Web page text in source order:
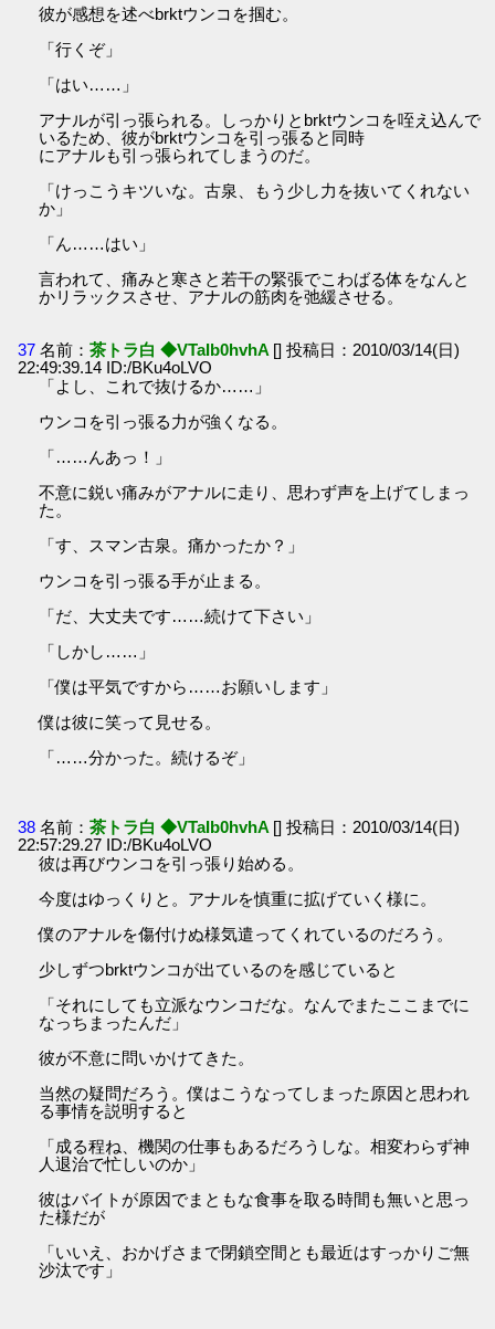
彼が感想を述べbrktウンコを掴む。
「行くぞ」
「はい……」
アナルが引っ張られる。しっかりとbrktウンコを咥え込んで
いるため、彼がbrktウンコを引っ張ると同時
にアナルも引っ張られてしまうのだ。
「けっこうキツいな。古泉、もう少し力を抜いてくれない
か」
「ん……はい」
言われて、痛みと寒さと若干の緊張でこわばる体をなんと
かリラックスさせ、アナルの筋肉を弛緩させる。
37 名前：茶トラ白 ◆VTaIb0hvhA [] 投稿日：2010/03/14(日)
22:49:39.14 ID:/BKu4oLVO
「よし、これで抜けるか……」
ウンコを引っ張る力が強くなる。
「……んあっ！」
不意に鋭い痛みがアナルに走り、思わず声を上げてしまっ
た。
「す、スマン古泉。痛かったか？」
ウンコを引っ張る手が止まる。
「だ、大丈夫です……続けて下さい」
「しかし……」
「僕は平気ですから……お願いします」
僕は彼に笑って見せる。
「……分かった。続けるぞ」
38 名前：茶トラ白 ◆VTaIb0hvhA [] 投稿日：2010/03/14(日)
22:57:29.27 ID:/BKu4oLVO
彼は再びウンコを引っ張り始める。
今度はゆっくりと。アナルを慎重に拡げていく様に。
僕のアナルを傷付けぬ様気遣ってくれているのだろう。
少しずつbrktウンコが出ているのを感じていると
「それにしても立派なウンコだな。なんでまたここまでに
なっちまったんだ」
彼が不意に問いかけてきた。
当然の疑問だろう。僕はこうなってしまった原因と思われ
る事情を説明すると
「成る程ね、機関の仕事もあるだろうしな。相変わらず神
人退治で忙しいのか」
彼はバイトが原因でまともな食事を取る時間も無いと思っ
た様だが
「いいえ、おかげさまで閉鎖空間とも最近はすっかりご無
沙汰です」